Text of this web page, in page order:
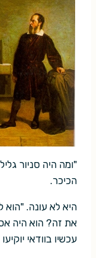
"ומה היה סניור
הכיכר.
היא לא עונה.
את זה? הוא היה
עכשיו בוודאי